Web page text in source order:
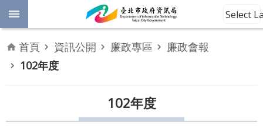
跳到主要內容區塊
進
階
開
數
Select
首頁 資訊公開 廉政專區
廉政會報
102年度
102年度